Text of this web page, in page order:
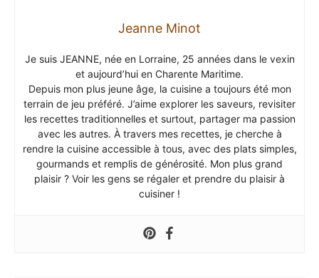
Jeanne Minot
Je suis JEANNE, née en Lorraine, 25 années dans le vexin
et aujourd’hui en Charente Maritime.
Depuis mon plus jeune âge, la cuisine a toujours été mon
terrain de jeu préféré. J’aime explorer les saveurs, revisiter
les recettes traditionnelles et surtout, partager ma passion
avec les autres. À travers mes recettes, je cherche à
rendre la cuisine accessible à tous, avec des plats simples,
gourmands et remplis de générosité. Mon plus grand
plaisir ? Voir les gens se régaler et prendre du plaisir à
cuisiner !